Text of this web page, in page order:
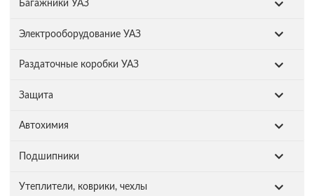
Багажники УАЗ
Электрооборудование УАЗ
Раздаточные коробки УАЗ
Защита
Автохимия
Подшипники
Утеплители, коврики, чехлы